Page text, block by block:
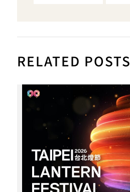
RELATED POSTS